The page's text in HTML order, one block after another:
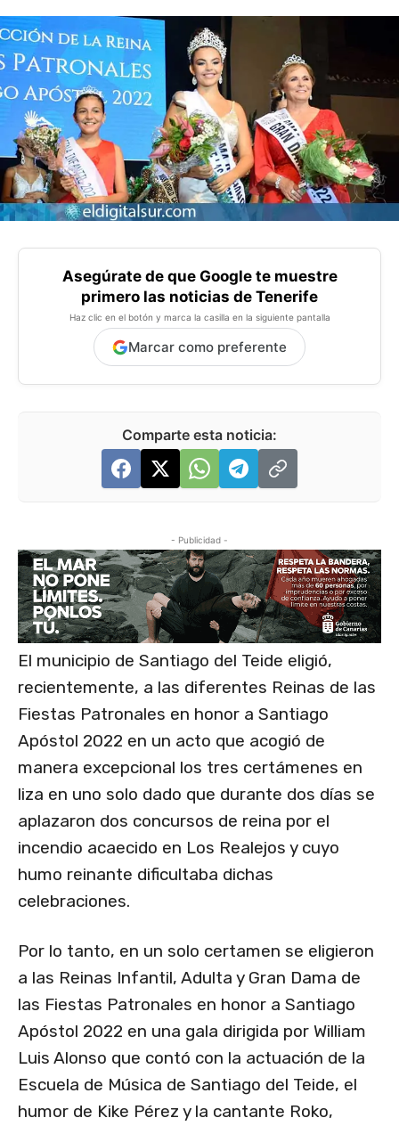
Asegúrate de que Google te muestre
primero las noticias de Tenerife
Haz clic en el botón y marca la casilla en la siguiente pantalla
Marcar como preferente
Comparte esta noticia:
- Publicidad -
El municipio de Santiago del Teide eligió,
recientemente, a las diferentes Reinas de las
Fiestas Patronales en honor a Santiago
Apóstol 2022 en un acto que acogió de
manera excepcional los tres certámenes en
liza en uno solo dado que durante dos días se
aplazaron dos concursos de reina por el
incendio acaecido en Los Realejos y cuyo
humo reinante dificultaba dichas
celebraciones.
Por lo tanto, en un solo certamen se eligieron
a las Reinas Infantil, Adulta y Gran Dama de
las Fiestas Patronales en honor a Santiago
Apóstol 2022 en una gala dirigida por William
Luis Alonso que contó con la actuación de la
Escuela de Música de Santiago del Teide, el
humor de Kike Pérez y la cantante Roko,